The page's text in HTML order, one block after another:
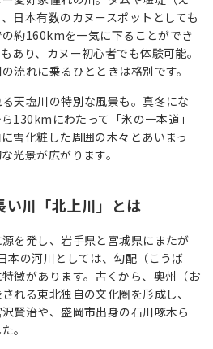
日本有数のカヌースポットとしても
約160kmを一気に下ることができ
あり、カヌー初心者でも体験可能。
流れに乗るひとときは格別です。
天塩川の特別な風景も。真冬にな
130kmにわたって「氷の一本道」
雪化粧した周囲の木々とあいまっ
光景が広がります。
い川「北上川」とは
を発し、岩手県と宮城県にまたが
本の河川としては、勾配（こうば
徴があります。古くから、奥州（お
れる東北独自の文化圏を形成し、
賢治や、盛岡市出身の石川啄木ら
。